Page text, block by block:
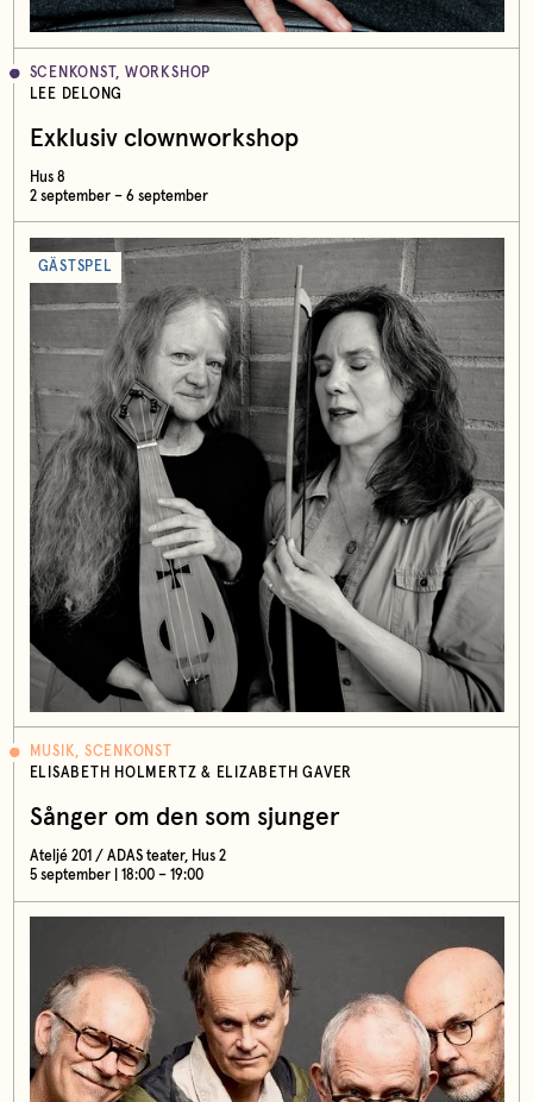
SCENKONST, WORKSHOP
LEE DELONG
Exklusiv clownworkshop
Hus 8
2 september – 6 september
GÄSTSPEL
MUSIK, SCENKONST
ELISABETH HOLMERTZ & ELIZABETH GAVER
Sånger om den som sjunger
Ateljé 201 / ADAS teater, Hus 2
5 september | 18:00 – 19:00